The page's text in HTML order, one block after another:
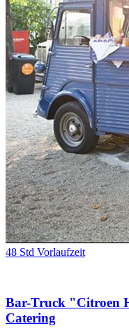
48 Std Vorlaufzeit
Bar-Truck "Citroen
Catering